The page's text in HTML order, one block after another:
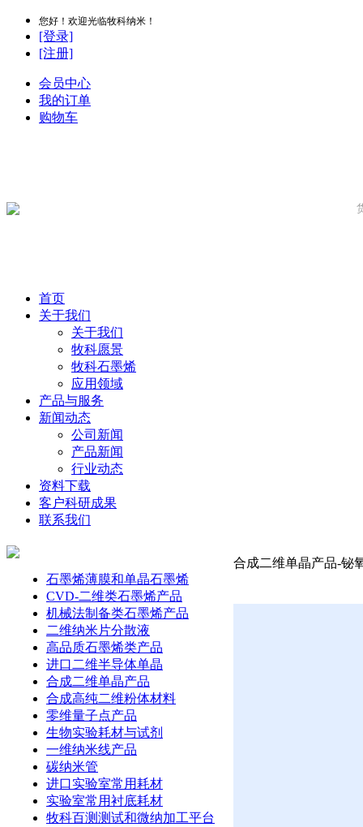
您好！欢迎光临牧科纳米！
[登录]
[注册]
会员中心
我的订单
购物车
首页
关于我们
关于我们
牧科愿景
牧科石墨烯
应用领域
产品与服务
新闻动态
公司新闻
产品新闻
行业动态
资料下载
客户科研成果
联系我们
石墨烯薄膜和单晶石墨烯
CVD-二维类石墨烯产品
机械法制备类石墨烯产品
二维纳米片分散液
高品质石墨烯类产品
进口二维半导体单晶
合成二维单晶产品
合成高纯二维粉体材料
零维量子点产品
生物实验耗材与试剂
一维纳米线产品
碳纳米管
进口实验室常用耗材
实验室常用衬底耗材
牧科百测测试和微纳加工平台
合成二维单晶产品-铋